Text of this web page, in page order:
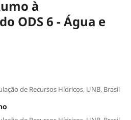
à
ODS 6 - Água e
de Recursos Hídricos, UNB, Brasil